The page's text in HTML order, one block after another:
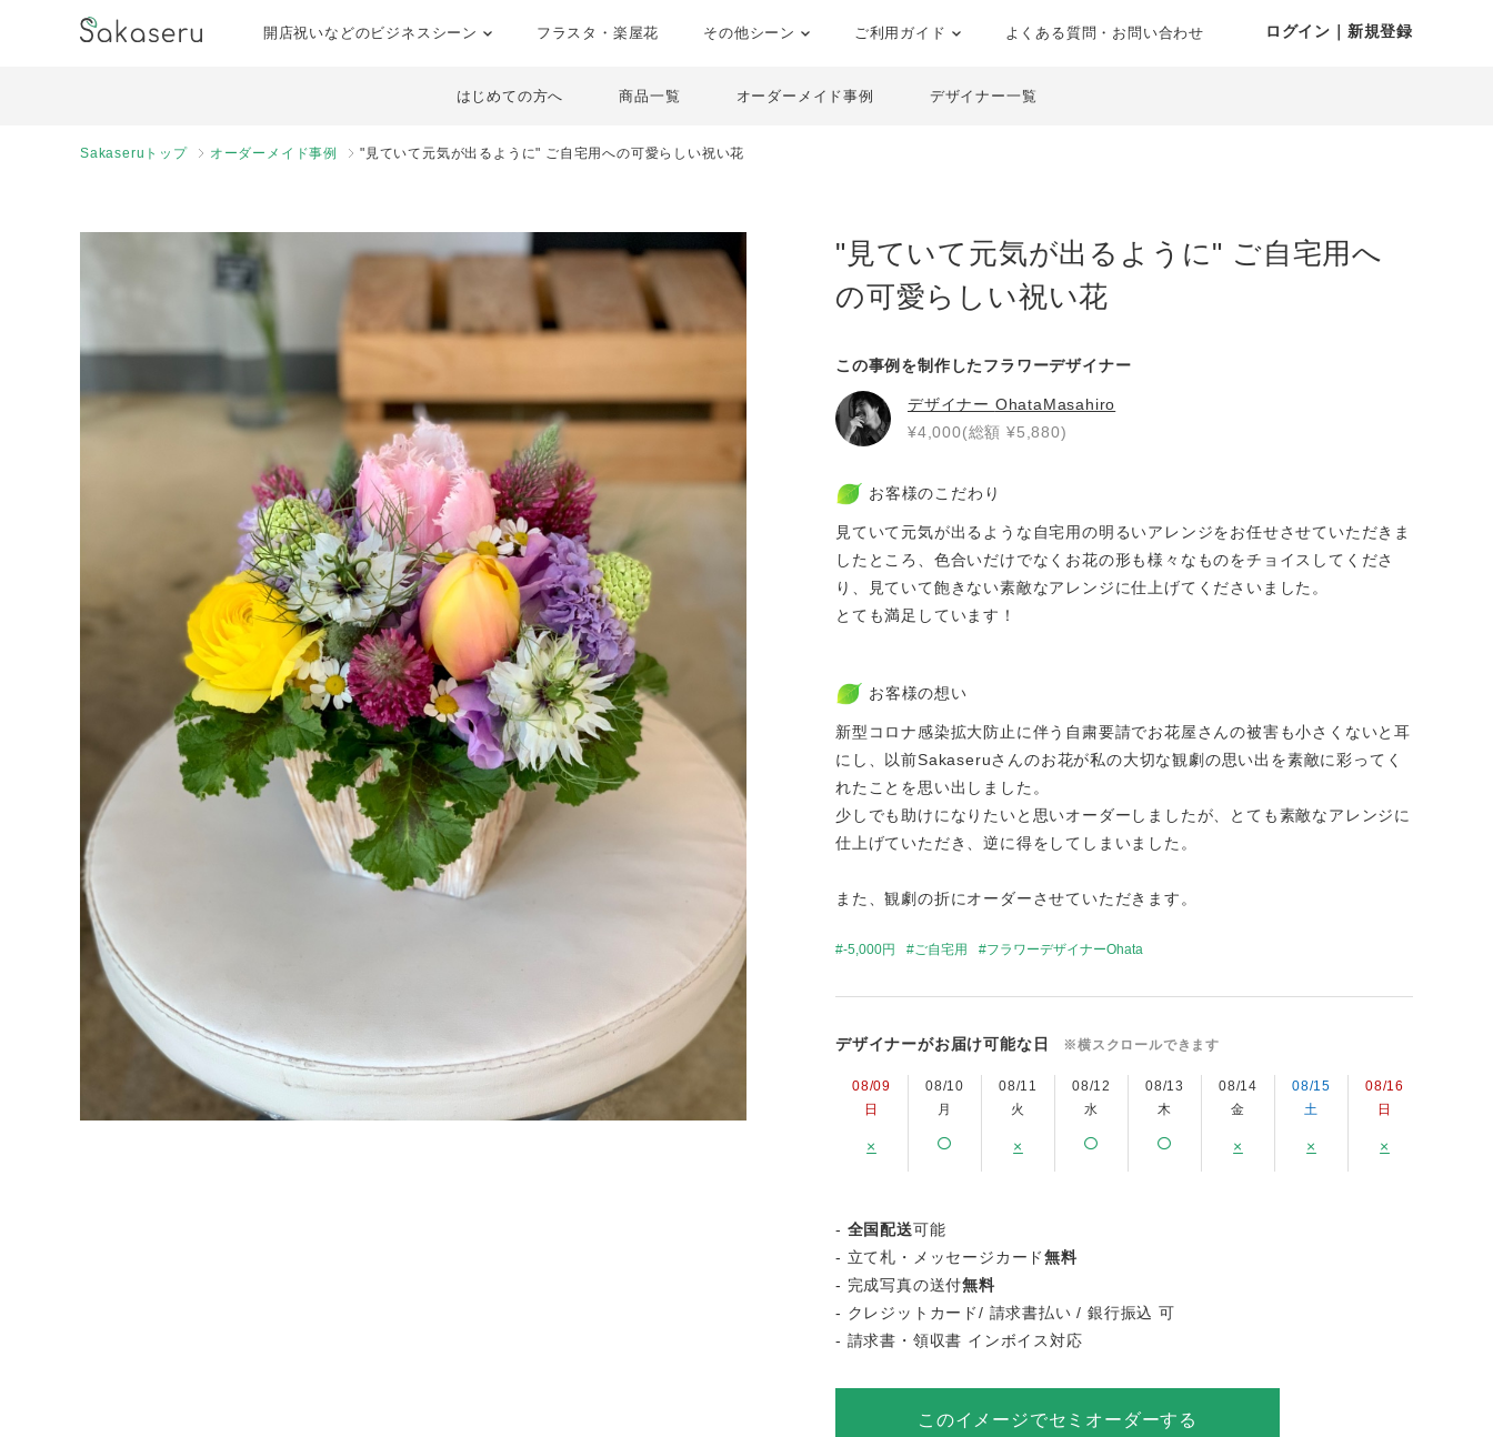
開店祝いなどのビジネスシーン フラスタ・楽屋花 その他シーン ご利用ガイド よくある質問・お問い合わせ ログイン｜新規登録
はじめての方へ 商品一覧 オーダーメイド事例 デザイナー一覧
Sakaseruトップ オーダーメイド事例 "見ていて元気が出るように" ご自宅用への可愛らしい祝い花
"見ていて元気が出るように" ご自宅用へ
の可愛らしい祝い花
この事例を制作したフラワーデザイナー
デザイナー OhataMasahiro
¥4,000(総額 ¥5,880)
お客様のこだわり
見ていて元気が出るような自宅用の明るいアレンジをお任せさせていただきま
したところ、色合いだけでなくお花の形も様々なものをチョイスしてくださ
り、見ていて飽きない素敵なアレンジに仕上げてくださいました。
とても満足しています！
お客様の想い
新型コロナ感染拡大防止に伴う自粛要請でお花屋さんの被害も小さくないと耳
にし、以前Sakaseruさんのお花が私の大切な観劇の思い出を素敵に彩ってく
れたことを思い出しました。
少しでも助けになりたいと思いオーダーしましたが、とても素敵なアレンジに
仕上げていただき、逆に得をしてしまいました。
また、観劇の折にオーダーさせていただきます。
-5,000円 ご自宅用 フラワーデザイナーOhata
デザイナーがお届け可能な日 ※横スクロールできます
08/09
日
×
08/10
月
08/11
火
×
08/12
水
08/13
木
08/14
金
×
08/15
土
×
08/16
日
×
- 全国配送可能
- 立て札・メッセージカード無料
- 完成写真の送付無料
- クレジットカード/ 請求書払い / 銀行振込 可
- 請求書・領収書 インボイス対応
このイメージでセミオーダーする